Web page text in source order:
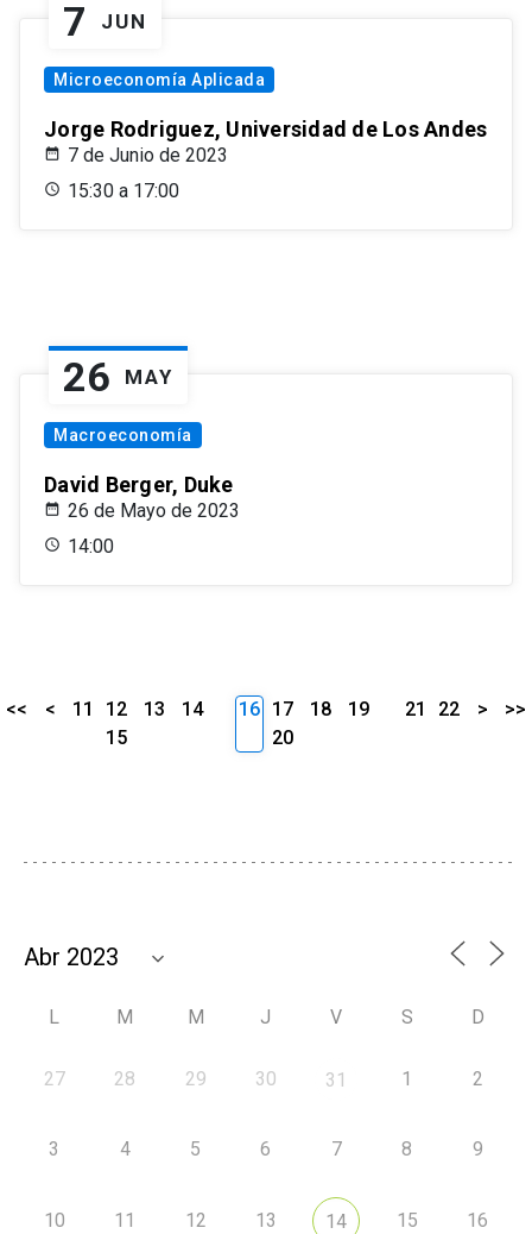
7 JUN
Microeconomía Aplicada
Jorge Rodriguez, Universidad de Los Andes
7 de Junio de 2023
15:30 a 17:00
26 MAY
Macroeconomía
David Berger, Duke
26 de Mayo de 2023
14:00
<< < 11 12 13
14
15
16 17 18
19
20
21 22 > >>
L M M J V S D
27 28 29 30 31 1 2
3 4 5 6 7 8 9
10 11 12 13 14 15 16